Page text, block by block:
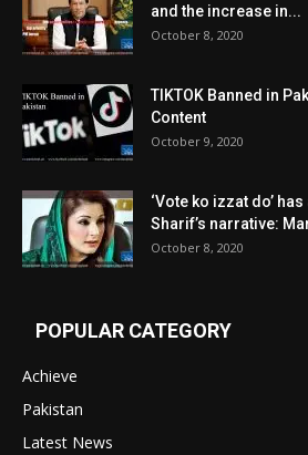
and the increase in...
October 8, 2020
TIKTOK Banned in
Content
October 9, 2020
‘Vote ko izzat do’
Sharif’s narrative:
October 8, 2020
POPULAR CATEGORY
Achieve
Pakistan
Latest News